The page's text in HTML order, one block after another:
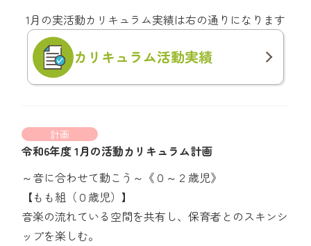
1月の実活動カリキュラム実績は右の通りになります
カリキュラム活動実績
計画
令和6年度 1月の活動カリキュラム計画
～音に合わせて動こう～《０～２歳児》
【もも組（０歳児）】
音楽の流れている空間を共有し、保育者とのスキンシ
ップを楽しむ。